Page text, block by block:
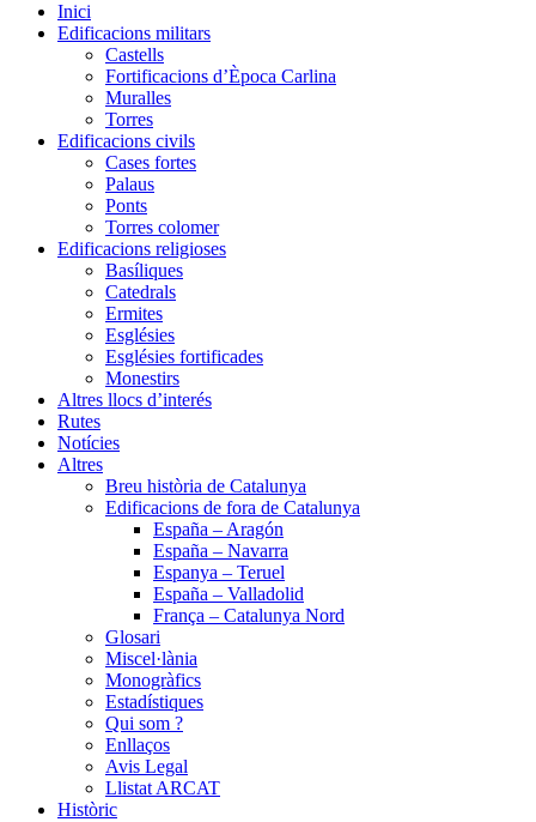
Inici
Edificacions militars
Castells
Fortificacions d’Època Carlina
Muralles
Torres
Edificacions civils
Cases fortes
Palaus
Ponts
Torres colomer
Edificacions religioses
Basíliques
Catedrals
Ermites
Esglésies
Esglésies fortificades
Monestirs
Altres llocs d’interés
Rutes
Notícies
Altres
Breu història de Catalunya
Edificacions de fora de Catalunya
España – Aragón
España – Navarra
Espanya – Teruel
España – Valladolid
França – Catalunya Nord
Glosari
Miscel·lània
Monogràfics
Estadístiques
Qui som ?
Enllaços
Avis Legal
Llistat ARCAT
Històric